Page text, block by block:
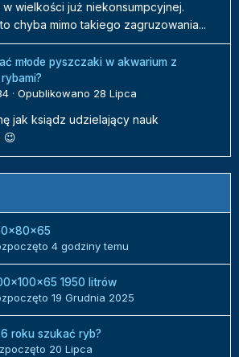
wielkości już niekonsumpcyjnej.
chyba mimo takiego zagruzowania...
młode pyszczaki w akwarium z
· Opublikowano 28 Lipca
jak ksiądz udzielający nauk
😉
4 godziny temu
1950 litrów
19 Grudnia 2025
roku szukać ryb?
20 Lipca